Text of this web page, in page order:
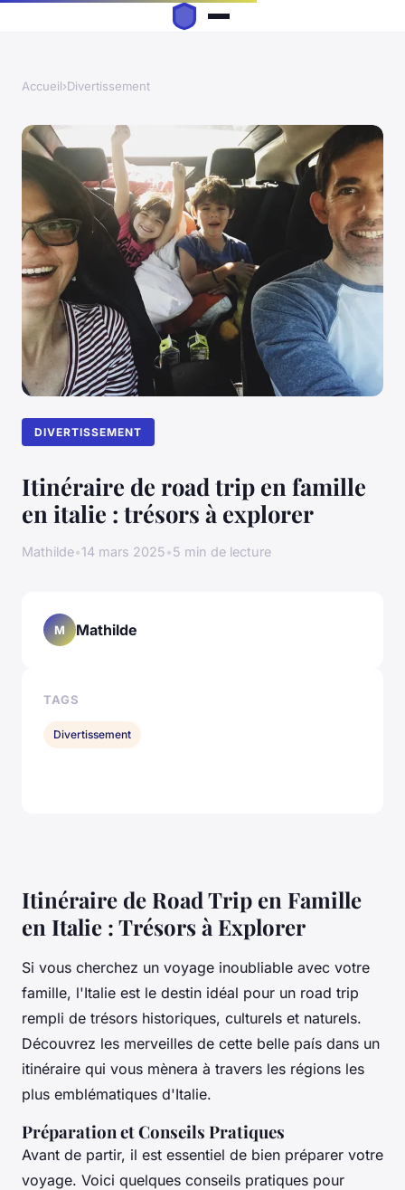
Accueil›Divertissement
DIVERTISSEMENT
Itinéraire de road trip en famille
en italie : trésors à explorer
Mathilde•14 mars 2025•5 min de lecture
Itinéraire de Road Trip en Famille
en Italie : Trésors à Explorer
Si vous cherchez un voyage inoubliable avec votre
famille, l'Italie est le destin idéal pour un road trip
rempli de trésors historiques, culturels et naturels.
Découvrez les merveilles de cette belle país dans un
itinéraire qui vous mènera à travers les régions les
plus emblématiques d'Italie.
Préparation et Conseils Pratiques
Avant de partir, il est essentiel de bien préparer votre
voyage. Voici quelques conseils pratiques pour
M Mathilde
TAGS
Divertissement